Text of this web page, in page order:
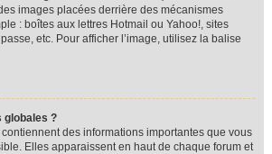
images placées derrière des mécanismes
: boîtes aux lettres Hotmail ou Yahoo!, sites
etc. Pour afficher l’image, utilisez la balise
globales ?
des informations importantes que vous
Elles apparaissent en haut de chaque forum et